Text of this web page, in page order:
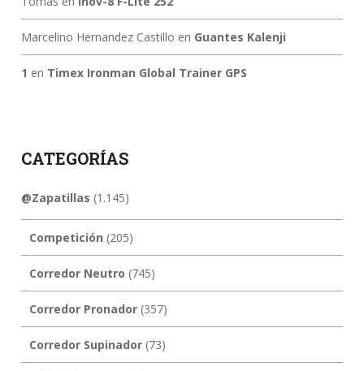
Marcelino Hernandez Castillo en Guantes Kalenji
1 en Timex Ironman Global Trainer GPS
CATEGORÍAS
@Zapatillas (1.145)
Competición (205)
Corredor Neutro (745)
Corredor Pronador(357)
Corredor Supinador(73)